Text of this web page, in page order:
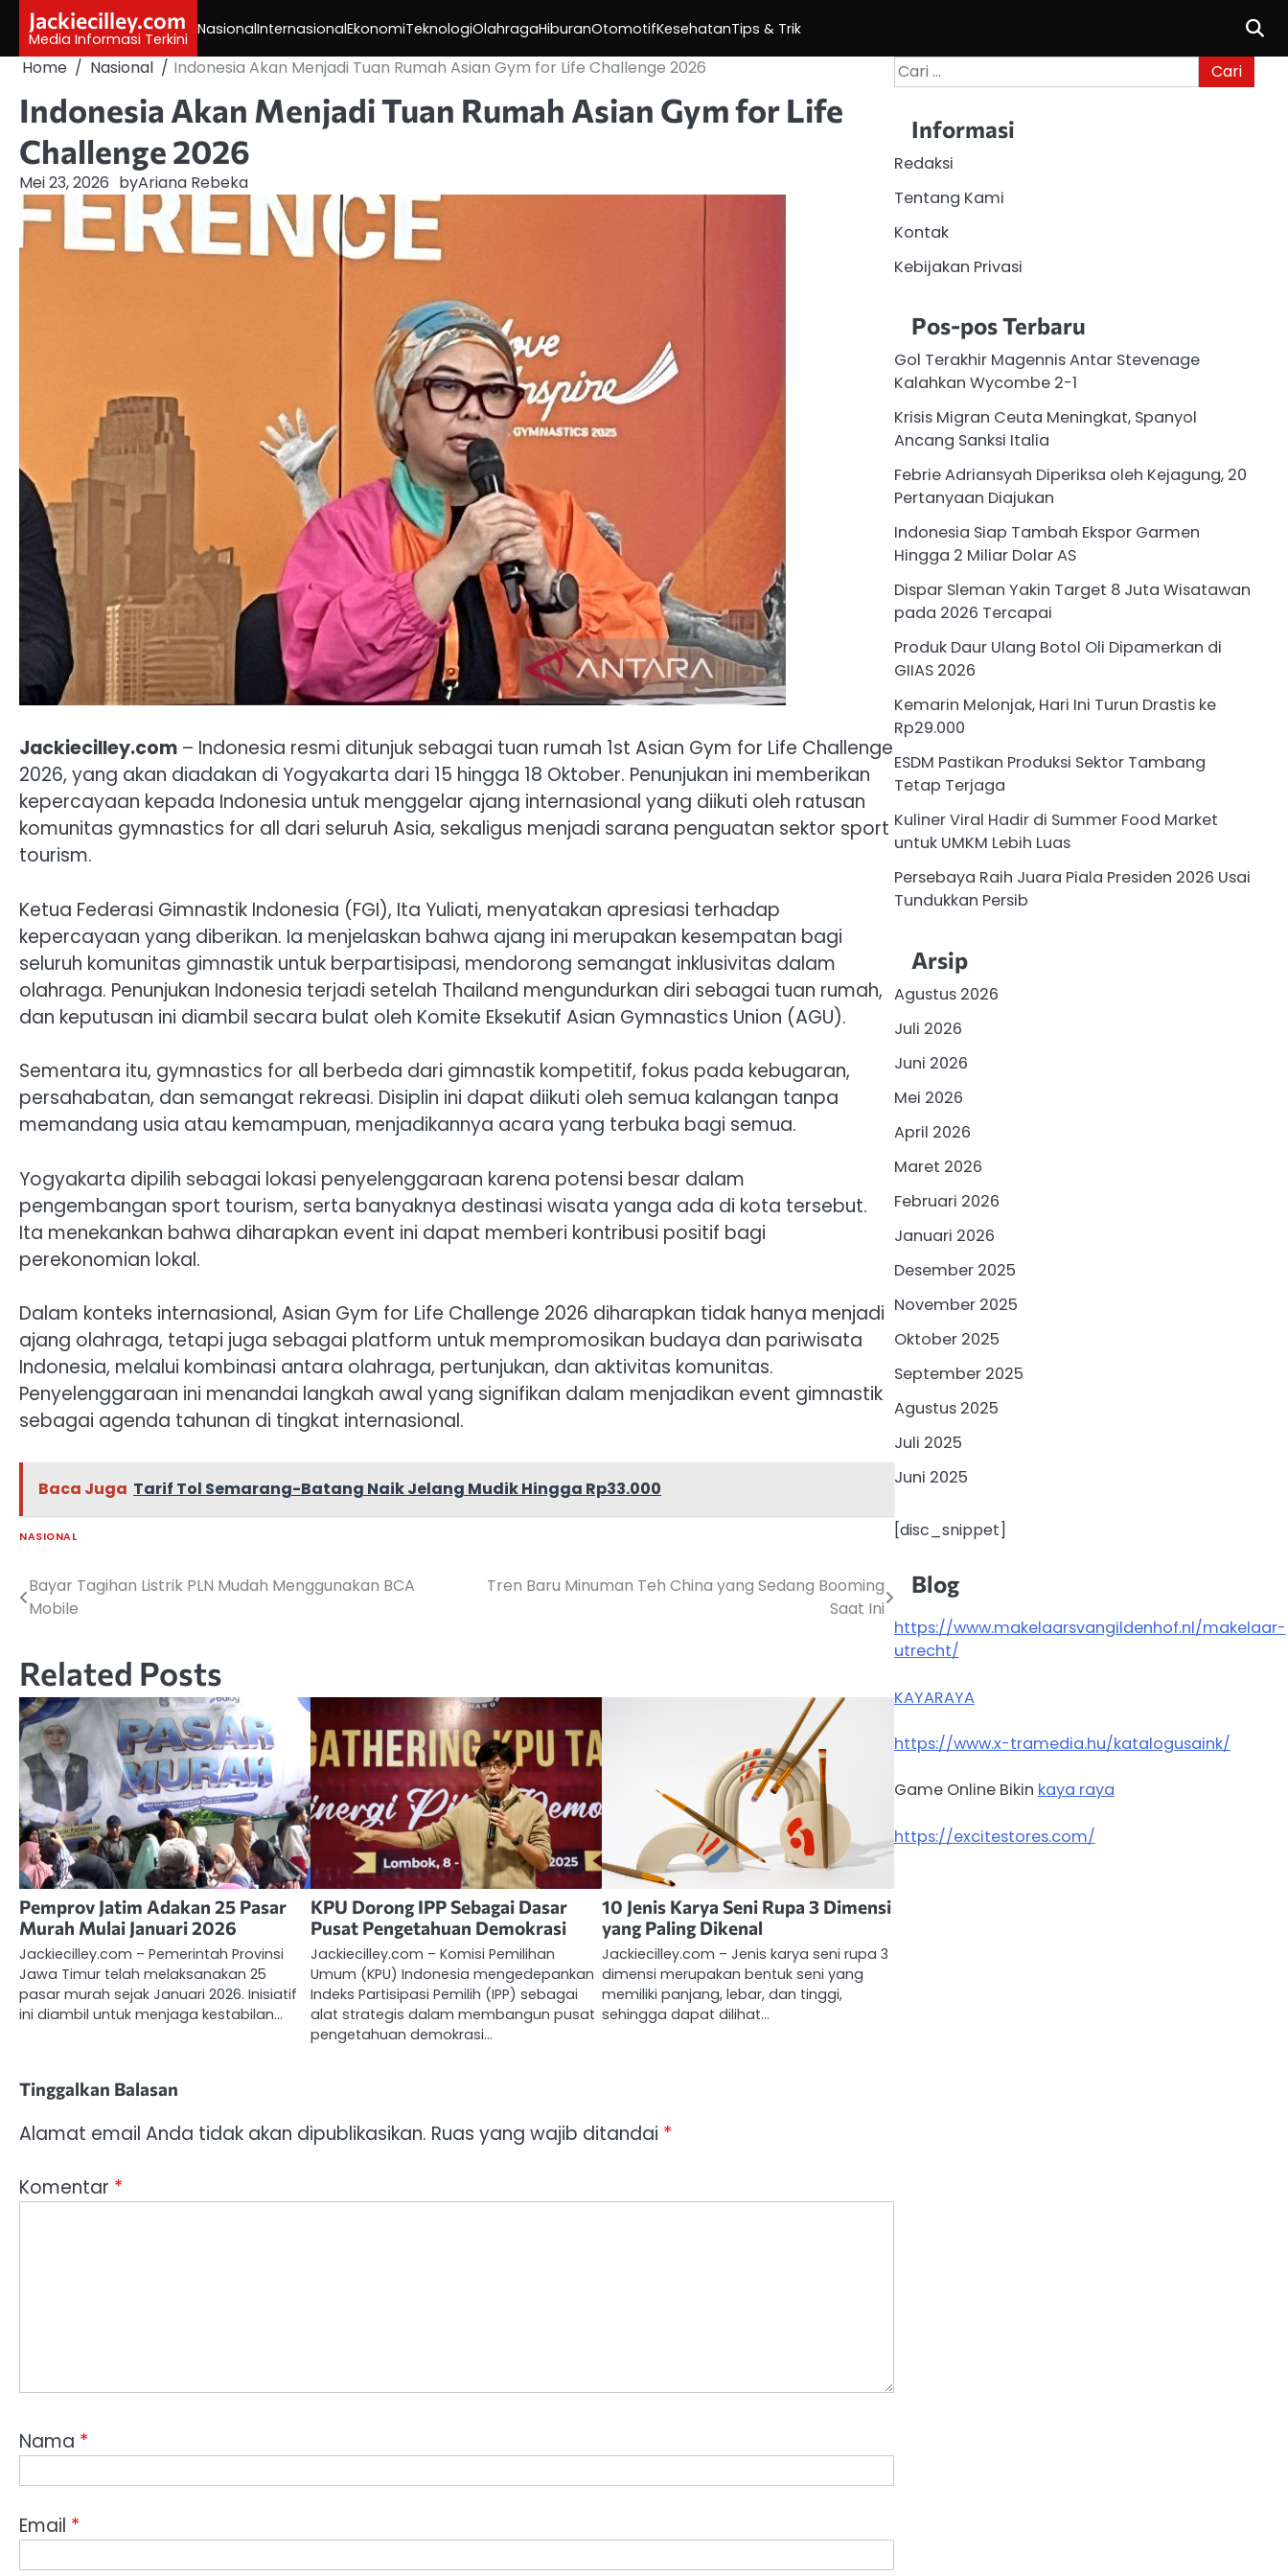
content
Jackiecilley.com
Media Informasi Terkini
NasionalInternasionalEkonomiTeknologiOlahragaHiburanOtomotifKesehatanTips & Trik
Home Nasional Indonesia Akan Menjadi Tuan Rumah Asian Gym for Life Challenge 2026
Indonesia Akan Menjadi Tuan Rumah Asian Gym for Life
Challenge 2026
Mei 23, 2026 byAriana Rebeka
Jackiecilley.com – Indonesia resmi ditunjuk sebagai tuan rumah 1st Asian Gym for Life Challenge
2026, yang akan diadakan di Yogyakarta dari 15 hingga 18 Oktober. Penunjukan ini memberikan
kepercayaan kepada Indonesia untuk menggelar ajang internasional yang diikuti oleh ratusan
komunitas gymnastics for all dari seluruh Asia, sekaligus menjadi sarana penguatan sektor sport
tourism.
Ketua Federasi Gimnastik Indonesia (FGI), Ita Yuliati, menyatakan apresiasi terhadap
kepercayaan yang diberikan. Ia menjelaskan bahwa ajang ini merupakan kesempatan bagi
seluruh komunitas gimnastik untuk berpartisipasi, mendorong semangat inklusivitas dalam
olahraga. Penunjukan Indonesia terjadi setelah Thailand mengundurkan diri sebagai tuan rumah,
dan keputusan ini diambil secara bulat oleh Komite Eksekutif Asian Gymnastics Union (AGU).
Sementara itu, gymnastics for all berbeda dari gimnastik kompetitif, fokus pada kebugaran,
persahabatan, dan semangat rekreasi. Disiplin ini dapat diikuti oleh semua kalangan tanpa
memandang usia atau kemampuan, menjadikannya acara yang terbuka bagi semua.
Yogyakarta dipilih sebagai lokasi penyelenggaraan karena potensi besar dalam
pengembangan sport tourism, serta banyaknya destinasi wisata yanga ada di kota tersebut.
Ita menekankan bahwa diharapkan event ini dapat memberi kontribusi positif bagi
perekonomian lokal.
Dalam konteks internasional, Asian Gym for Life Challenge 2026 diharapkan tidak hanya menjadi
ajang olahraga, tetapi juga sebagai platform untuk mempromosikan budaya dan pariwisata
Indonesia, melalui kombinasi antara olahraga, pertunjukan, dan aktivitas komunitas.
Penyelenggaraan ini menandai langkah awal yang signifikan dalam menjadikan event gimnastik
sebagai agenda tahunan di tingkat internasional.
Baca Juga Tarif Tol Semarang-Batang Naik Jelang Mudik Hingga Rp33.000
NASIONAL
Navigasi
Bayar Tagihan Listrik PLN Mudah Menggunakan BCA
Mobile
Tren Baru Minuman Teh China yang Sedang Booming
Saat Ini
Related Posts
Pemprov Jatim Adakan 25 Pasar
Murah Mulai Januari 2026
Jackiecilley.com – Pemerintah Provinsi
Jawa Timur telah melaksanakan 25
pasar murah sejak Januari 2026. Inisiatif
ini diambil untuk menjaga kestabilan…
KPU Dorong IPP Sebagai Dasar
Pusat Pengetahuan Demokrasi
Jackiecilley.com – Komisi Pemilihan
Umum (KPU) Indonesia mengedepankan
Indeks Partisipasi Pemilih (IPP) sebagai
alat strategis dalam membangun pusat
pengetahuan demokrasi…
10 Jenis Karya Seni Rupa 3 Dimensi
yang Paling Dikenal
Jackiecilley.com – Jenis karya seni rupa 3
dimensi merupakan bentuk seni yang
memiliki panjang, lebar, dan tinggi,
sehingga dapat dilihat…
Tinggalkan Balasan
Alamat email Anda tidak akan dipublikasikan. Ruas yang wajib ditandai *
Komentar *
Nama *
Email *
Cari
untuk:
Informasi
Redaksi
Tentang Kami
Kontak
Kebijakan Privasi
Pos-pos Terbaru
Gol Terakhir Magennis Antar Stevenage
Kalahkan Wycombe 2-1
Krisis Migran Ceuta Meningkat, Spanyol
Ancang Sanksi Italia
Febrie Adriansyah Diperiksa oleh Kejagung, 20
Pertanyaan Diajukan
Indonesia Siap Tambah Ekspor Garmen
Hingga 2 Miliar Dolar AS
Dispar Sleman Yakin Target 8 Juta Wisatawan
pada 2026 Tercapai
Produk Daur Ulang Botol Oli Dipamerkan di
GIIAS 2026
Kemarin Melonjak, Hari Ini Turun Drastis ke
Rp29.000
ESDM Pastikan Produksi Sektor Tambang
Tetap Terjaga
Kuliner Viral Hadir di Summer Food Market
untuk UMKM Lebih Luas
Persebaya Raih Juara Piala Presiden 2026 Usai
Tundukkan Persib
Arsip
Agustus 2026
Juli 2026
Juni 2026
Mei 2026
April 2026
Maret 2026
Februari 2026
Januari 2026
Desember 2025
November 2025
Oktober 2025
September 2025
Agustus 2025
Juli 2025
Juni 2025
[disc_snippet]
Blog
https://www.makelaarsvangildenhof.nl/makelaar-
utrecht/
KAYARAYA
https://www.x-tramedia.hu/katalogusaink/
Game Online Bikin kaya raya
https://excitestores.com/